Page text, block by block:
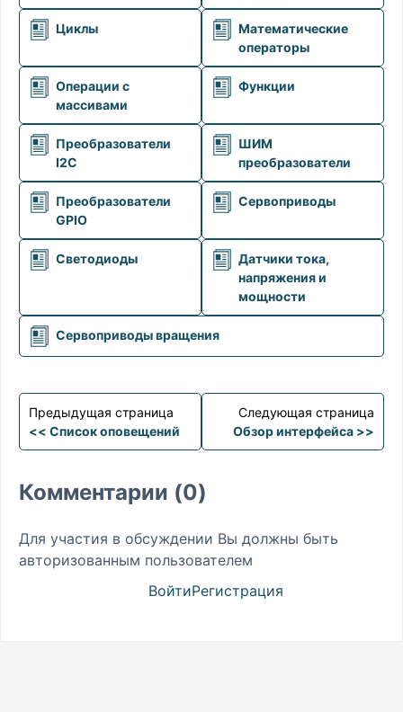
Циклы
Математические
операторы
Операции с
массивами
Функции
Преобразователи
I2C
ШИМ
преобразователи
Преобразователи
GPIO
Сервоприводы
Светодиоды
Датчики тока,
напряжения и
мощности
Сервоприводы вращения
Предыдущая страница
<< Список оповещений
Следующая страница
Обзор интерфейса >>
Комментарии (0)
Для участия в обсуждении Вы должны быть
авторизованным пользователем
ВойтиРегистрация